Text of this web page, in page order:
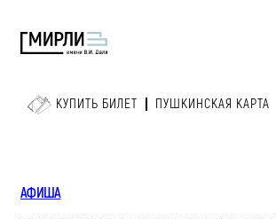
КУПИТЬ БИЛЕТ ПУШКИНСКАЯ КАРТА
АФИША